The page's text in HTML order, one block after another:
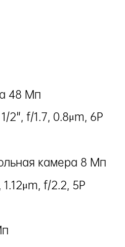
48 Мп
2", f/1.7, 0.8μm, 6P
камера 8 Мп
f/2.2, 5P